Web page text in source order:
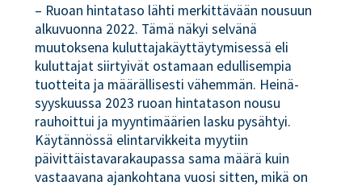
– Ruoan hintataso lähti merkittävään nousuun
alkuvuonna 2022. Tämä näkyi selvänä
muutoksena kuluttajakäyttäytymisessä eli
kuluttajat siirtyivät ostamaan edullisempia
tuotteita ja määrällisesti vähemmän. Heinä-
syyskuussa 2023 ruoan hintatason nousu
rauhoittui ja myyntimäärien lasku pysähtyi.
Käytännössä elintarvikkeita myytiin
päivittäistavarakaupassa sama määrä kuin
vastaavana ajankohtana vuosi sitten, mikä on